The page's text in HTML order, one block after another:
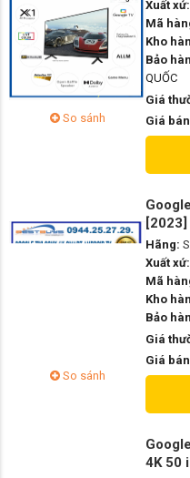
So sánh
Xuất xứ:
Mã
Kho
Bảo
QUỐC
Giá
Giá
So sánh
[2023]
Hãng:
Xuất xứ:
Mã
Kho
Bảo
Giá
Giá
4K 50